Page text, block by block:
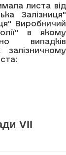
листа від
Залізниця"
Виробничий
в якому
випадків
залізничному
VII